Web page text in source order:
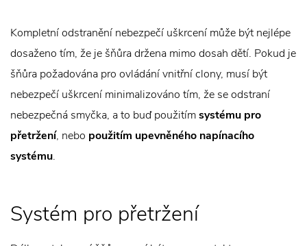
Kompletní odstranění nebezpečí uškrcení může být nejlépe
dosaženo tím, že je šňůra držena mimo dosah dětí. Pokud je
šňůra požadována pro ovládání vnitřní clony, musí být
nebezpečí uškrcení minimalizováno tím, že se odstraní
nebezpečná smyčka, a to buď použitímsystému pro
přetržení, nebo použitím upevněného napínacího
systému.
Systém pro přetržení